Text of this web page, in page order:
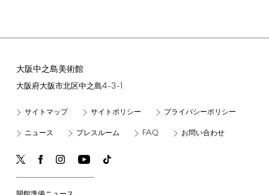
大阪中之島美術館
大阪府大阪市北区中之島4-3-1
サイトマップ サイトポリシー プライバシーポリシー
ニュース プレスルーム FAQ お問い合わせ